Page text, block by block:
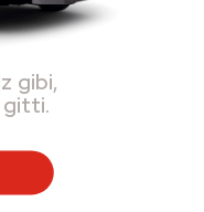
gibi,
gitti.